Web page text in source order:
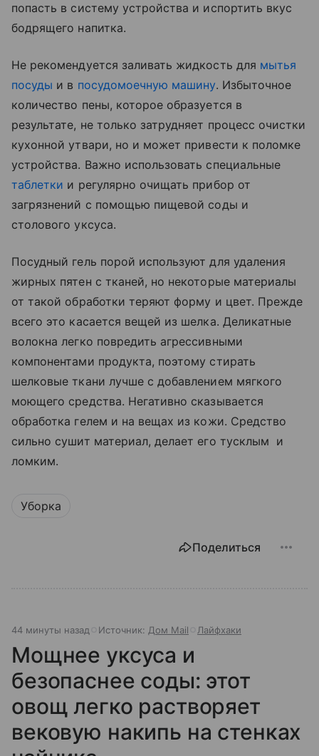
попасть в систему устройства и испортить вкус
бодрящего напитка.
Не рекомендуется заливать жидкость для мытья
посуды и в посудомоечную машину. Избыточное
количество пены, которое образуется в
результате, не только затрудняет процесс очистки
кухонной утвари, но и может привести к поломке
устройства. Важно использовать специальные
таблетки и регулярно очищать прибор от
загрязнений с помощью пищевой соды и
столового уксуса.
Посудный гель порой используют для удаления
жирных пятен с тканей, но некоторые материалы
от такой обработки теряют форму и цвет. Прежде
всего это касается вещей из шелка. Деликатные
волокна легко повредить агрессивными
компонентами продукта, поэтому стирать
шелковые ткани лучше с добавлением мягкого
моющего средства. Негативно сказывается
обработка гелем и на вещах из кожи. Средство
сильно сушит материал, делает его тусклым и
ломким.
Уборка
Поделиться
44 минуты назад Источник: Дом Mail Лайфхаки
Мощнее уксуса и
безопаснее соды: этот
овощ легко растворяет
вековую накипь на стенках